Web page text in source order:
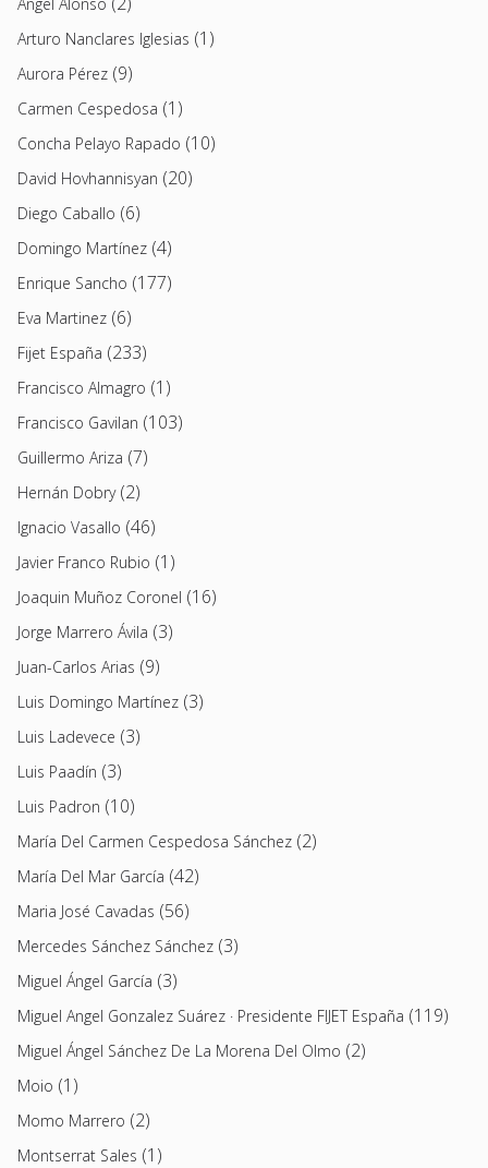
Arturo Nanclares Iglesias (1)
Aurora Pérez (9)
Carmen Cespedosa (1)
Concha Pelayo Rapado (10)
David Hovhannisyan (20)
Diego Caballo (6)
Domingo Martínez (4)
Enrique Sancho (177)
Eva Martinez (6)
Fijet España (233)
Francisco Almagro (1)
Francisco Gavilan (103)
Guillermo Ariza (7)
Hernán Dobry(2)
Ignacio Vasallo (46)
Javier Franco Rubio (1)
Joaquin Muñoz Coronel (16)
Jorge Marrero Ávila (3)
Juan-Carlos Arias (9)
Luis Domingo Martínez (3)
Luis Ladevece (3)
Luis Paadín (3)
Luis Padron (10)
María Del Carmen Cespedosa Sánchez (2)
María Del Mar García (42)
Maria José Cavadas (56)
Mercedes Sánchez Sánchez (3)
Miguel Ángel García (3)
Miguel Angel Gonzalez Suárez · Presidente FIJET España (119)
Miguel Ángel Sánchez De La Morena Del Olmo (2)
Moio (1)
Momo Marrero (2)
Montserrat Sales (1)